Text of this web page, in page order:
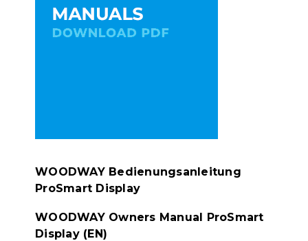
WOODWAY Bedienungsanleitung
ProSmart Display
WOODWAY Owners Manual ProSmart
Display (EN)